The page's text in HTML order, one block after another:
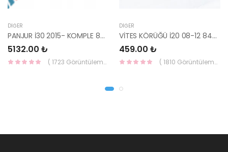
DIĞER
PANJUR İ30 2015- KOMPLE 86350-A6800-YS
5132.00 ₺
( 1723 Görüntüleme )
DIĞER
VİTES KÖRÜĞÜ İ20 08-12 84640-1J000-YS
459.00 ₺
( 1810 Görüntüleme )